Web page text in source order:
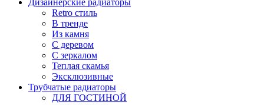
Retro стиль
В тренде
Из камня
С деревом
С зеркалом
Теплая скамья
Эксклюзивные
Трубчатые радиаторы
ДЛЯ ГОСТИНОЙ